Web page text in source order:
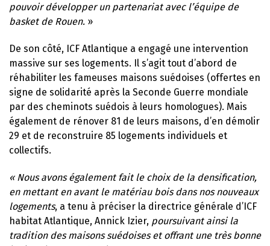
pouvoir développer un partenariat avec l’équipe de
basket de Rouen. »
De son côté, ICF Atlantique a engagé une intervention
massive sur ses logements. Il s’agit tout d’abord de
réhabiliter les fameuses maisons suédoises (offertes en
signe de solidarité après la Seconde Guerre mondiale
par des cheminots suédois à leurs homologues). Mais
également de rénover 81 de leurs maisons, d’en démolir
29 et de reconstruire 85 logements individuels et
collectifs.
« Nous avons également fait le choix de la densification,
en mettant en avant le matériau bois dans nos nouveaux
logements, a tenu à préciser la directrice générale d’ICF
habitat Atlantique, Annick Izier, poursuivant ainsi la
tradition des maisons suédoises et offrant une très bonne